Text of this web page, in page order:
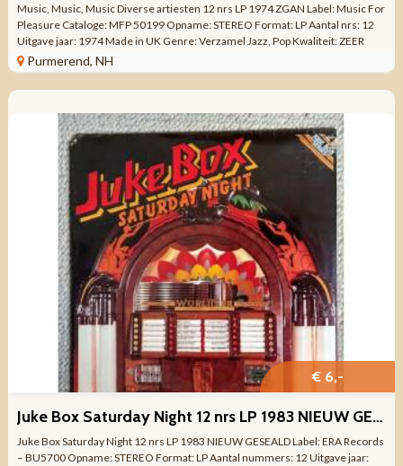
Music, Music, Music Diverse artiesten 12 nrs LP 1974 ZGAN Label: Music For
Pleasure Cataloge: MFP 50199 Opname: STEREO Format: LP Aantal nrs: 12
Uitgave jaar: 1974 Made in UK Genre: Verzamel Jazz, Pop Kwaliteit: ZEER
MOOIE STAAT ...
Purmerend, NH
€ 6,-
Juke Box Saturday Night 12 nrs LP 1983 NIEUW GESEALD
Juke Box Saturday Night 12 nrs LP 1983 NIEUW GESEALD Label: ERA Records
– BU5700 Opname: STEREO Format: LP Aantal nummers: 12 Uitgave jaar: